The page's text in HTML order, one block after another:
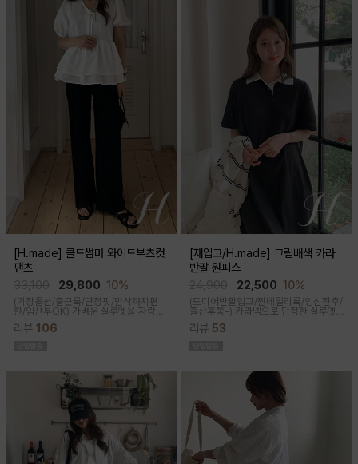
[H.made] 콜드썸머 와이드부츠컷
팬츠
29,800 10%
(기장옵션/출근룩/단정핏/만삭까지편
한/임산부OK) 가벼운 실루엣을 자랑하
는 와이드 부츠컷 팬츠예요~ 시원한 원
단감과 디자인으로 쾌적하게 착용돼요
리뷰 106
[재입고/H.made] 크림배색 카라
반팔 원피스
22,500 10%
(드디어반팔입고/찐데일리룩/임신전후/
출산후쭉-) 카라넥으로 단정한 실루엣
과 배색 디테일이 들어가면서 전체적으
로 여유있는 핏감과 미운 군살을 가려주
리뷰 53